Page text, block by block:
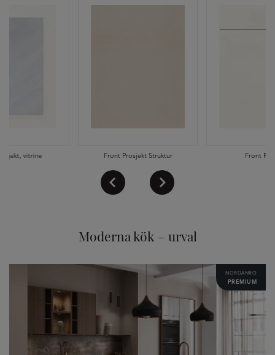
vitrine Front Prosjekt Struktur Front
Moderna kök – urval
NORDANRO
PREMIUM